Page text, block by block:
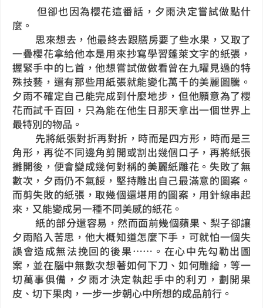
但卻也因為櫻花這番話，夕雨決定嘗試做點什
麼。
思來想去，他最終去跟膳房要了些水果，又取了
一疊櫻花拿給他本是用來抄寫學習蓬萊文字的紙張，
握緊手中的匕首，他想嘗試做做看曾在九曜見過的特
殊技藝，還有那些用紙張就能變化萬千的美麗圖騰。
夕雨不確定自己能完成到什麼地步，但他願意為了櫻
花而試千百回，只為能在他生日那天拿出一個世界上
最特別的物品。
先將紙張對折再對折，時而是四方形，時而是三
角形，再從不同邊角剪開或割出幾個口子，再將紙張
攤開後，便會變成幾何對稱的美麗紙雕花。失敗了無
數次，夕雨仍不氣餒，堅持雕出自己最滿意的圖案。
而剪失敗的紙張，取幾個還堪用的圖案，用針線串起
來，又能變成另一種不同美感的紙花。
紙的部分還容易，然而面前幾個蘋果、梨子卻讓
夕雨陷入苦思，他大概知道怎麼下手，可就怕一個失
誤會造成無法挽回的後果……。在心中先勾勒出圖
案，並在腦中無數次想著如何下刀、如何雕繪，等一
切萬事俱備，夕雨才決定執起手中的利刃，劃開果
皮、切下果肉，一步一步朝心中所想的成品前行。